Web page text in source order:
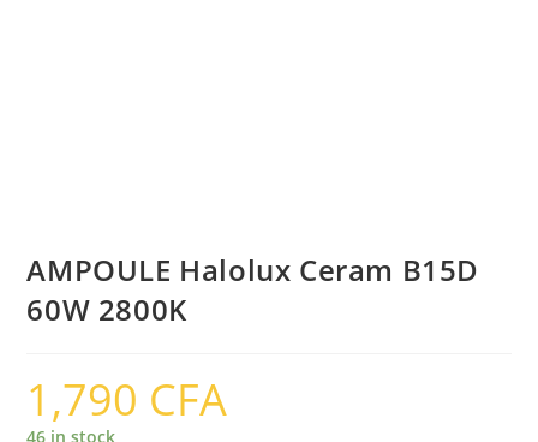
AMPOULE Halolux Ceram B15D
60W 2800K
1,790 CFA
46 in stock